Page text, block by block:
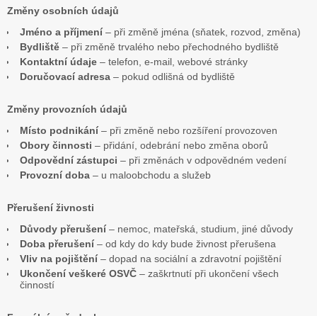
Změny osobních údajů
Jméno a příjmení– při změně jména (sňatek, rozvod, změna)
Bydliště – při změně trvalého nebo přechodného bydliště
Kontaktní údaje – telefon, e-mail, webové stránky
Doručovací adresa – pokud odlišná od bydliště
Změny provozních údajů
Místo podnikání– při změně nebo rozšíření provozoven
Obory činnosti – přidání, odebrání nebo změna oborů
Odpovědní zástupci – při změnách v odpovědném vedení
Provozní doba – u maloobchodu a služeb
Přerušení živnosti
Důvody přerušení– nemoc, mateřská, studium, jiné důvody
Doba přerušení– od kdy do kdy bude živnost přerušena
Vliv na pojištění– dopad na sociální a zdravotní pojištění
Ukončení veškeré OSVČ – zaškrtnutí při ukončení všech
činností